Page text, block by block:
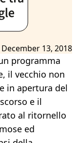
December 13, 2018
programma
il vecchio non
in apertura del
e il
al ritornello
ed